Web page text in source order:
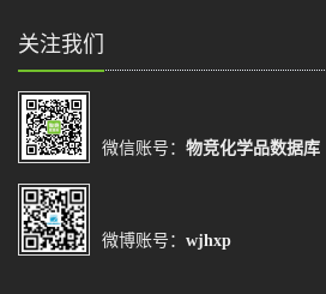
关注我们
微信账号： 物竞化学品数据库
微博账号： wjhxp